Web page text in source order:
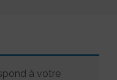
à votre